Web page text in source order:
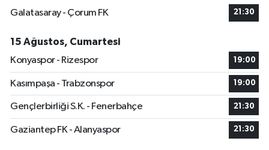
Galatasaray - Çorum FK
21:30
15 Ağustos, Cumartesi
Konyaspor - Rizespor
19:00
Kasımpaşa - Trabzonspor 19:00
Gençlerbirliği S.K. - Fenerbahçe 21:30
Gaziantep FK - Alanyaspor 21:30